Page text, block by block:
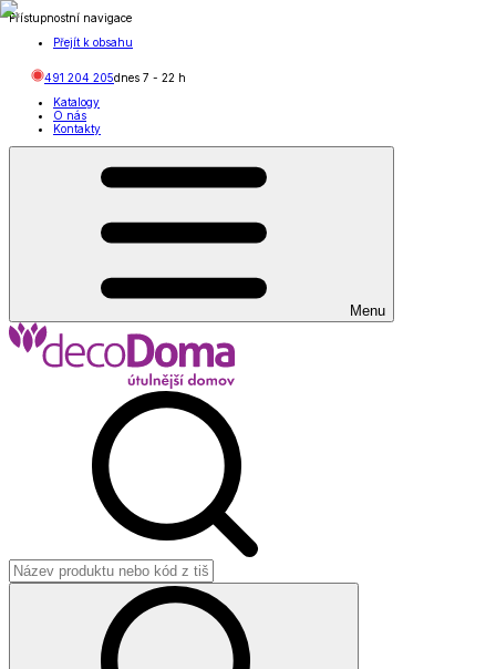
Přístupnostní navigace
Přejít k obsahu
491 204 205dnes 7 - 22 h
Katalogy
O nás
Kontakty
Menu